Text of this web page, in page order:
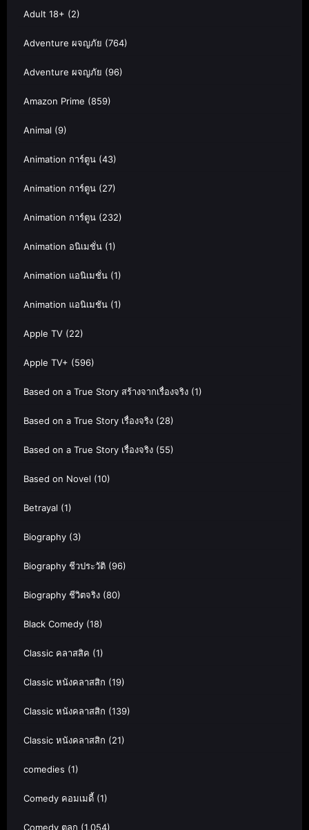
Adult 18+ (2)
Adventure ผจญภัย (764)
Adventure ผจญภัย (96)
Amazon Prime (859)
Animal (9)
Animation การ์ตูน (43)
Animation การ์ตูน (27)
Animation การ์ตูน (232)
Animation อนิเมชั่น (1)
Animation แอนิเมชั่น (1)
Animation แอนิเมชัน (1)
Apple TV (22)
Apple TV+ (596)
Based on a True Story สร้างจากเรื่องจริง (1)
Based on a True Story เรื่องจริง (28)
Based on a True Story เรื่องจริง (55)
Based on Novel (10)
Betrayal (1)
Biography (3)
Biography ชีวประวัติ (96)
Biography ชีวิตจริง (80)
Black Comedy (18)
Classic คลาสสิค (1)
Classic หนังคลาสสิก (19)
Classic หนังคลาสสิก (139)
Classic หนังคลาสสิก (21)
comedies (1)
Comedy คอมเมดี้ (1)
Comedy ตลก (1,054)